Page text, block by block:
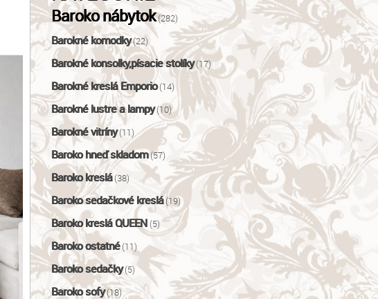
Baroko nábytok(282)
Barokné komodky(22)
Barokné konsolky,písacie stolíky(17)
Barokné kreslá Emporio(14)
Barokné lustre a lampy(10)
Barokné vitríny(11)
Baroko hneď skladom(57)
Baroko kreslá(38)
Baroko sedačkové kreslá(19)
Baroko kreslá QUEEN (5)
Baroko ostatné(11)
Baroko sedačky(5)
Baroko sofy(18)